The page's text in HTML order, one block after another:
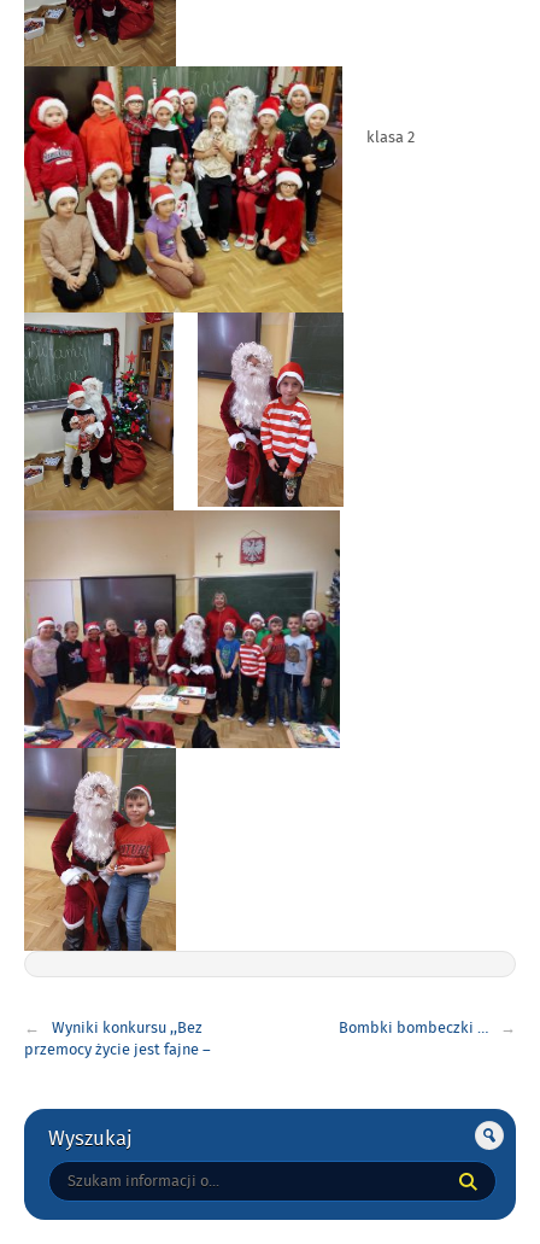
klasa 2
wpisu
Wyniki konkursu ,,Bez
przemocy życie jest fajne –
Bombki bombeczki …
Gorne
Wyszukaj
Tutaj
wpisz